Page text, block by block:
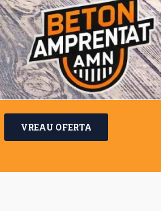
VREAU OFERTA